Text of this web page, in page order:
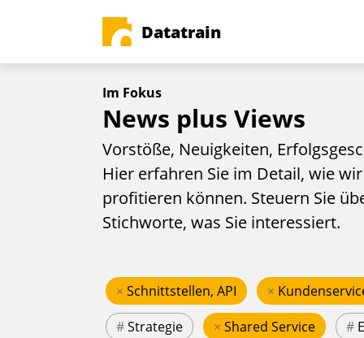
Datatrain
Im Fokus
News plus Views
Vorstöße, Neuigkeiten,
Hier erfahren Sie im Detail, wie
profitieren können. Steuern Sie
Stichworte, was Sie interessiert.
× Schnittstellen, API ×
#Strategie × Shared Service #